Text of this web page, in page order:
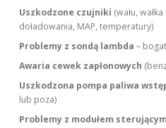
Uszkodzone czujniki (wału,
doładowania, MAP, temperatury)
Problemy z sondą lambda –
Awaria cewek zapłonowych
Uszkodzona pompa paliwa
lub poza)
Problemy z modułem